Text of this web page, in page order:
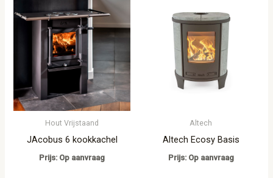
Hout Vrijstaand
JAcobus 6 kookkachel
Prijs: Op aanvraag
Altech
Altech Ecosy Basis
Prijs: Op aanvraag